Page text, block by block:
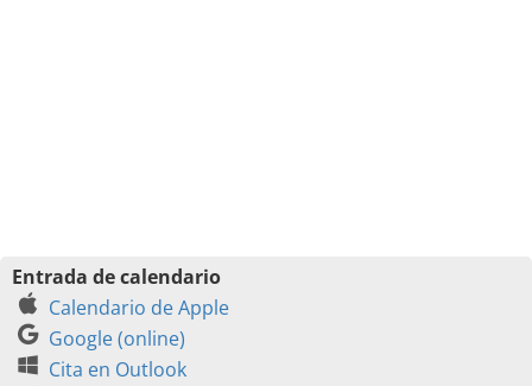
Entrada de calendario
Calendario de Apple
Google (online)
Cita en Outlook